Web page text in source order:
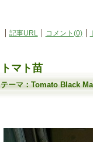
記事URL コメント(0)
トマト苗
テーマ：Tomato Black